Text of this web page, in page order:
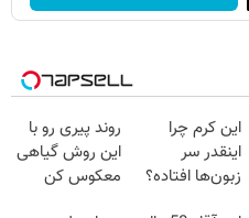
این کرم چرا
اینقدر سر
زبون‌ها افتاده؟
روند پیری رو با
این روش گیاهی
معکوس کن